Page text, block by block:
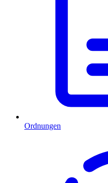
Ordnungen